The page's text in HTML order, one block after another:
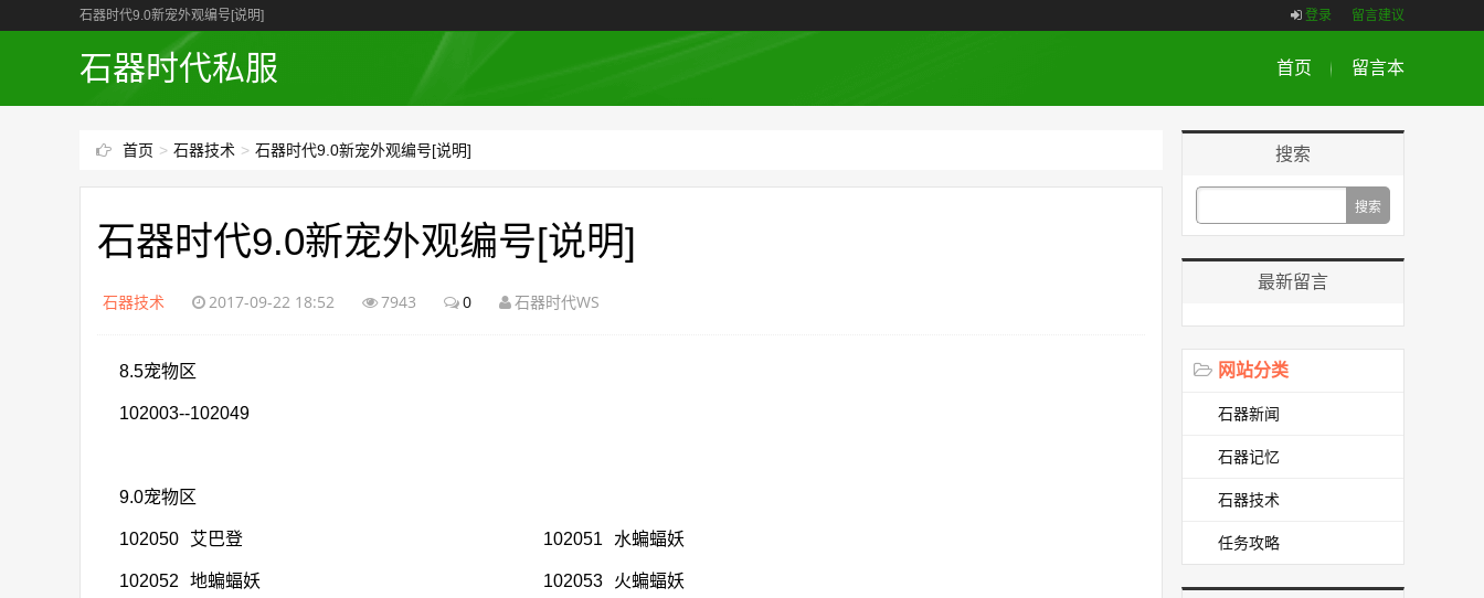
石器时代9.0新宠外观编号[说明] 登录 留言建议
石器时代私服 首页 留言本
首页 > 石器技术 > 石器时代9.0新宠外观编号[说明]
石器时代9.0新宠外观编号[说明]
石器技术 2017-09-22 18:52 7943 0 石器时代WS
8.5宠物区
102003--102049
9.0宠物区
102050 艾巴登 102051 水蝙蝠妖
102052 地蝙蝠妖 102053 火蝙蝠妖
搜索
最新留言
网站分类
石器新闻
石器记忆
石器技术
任务攻略